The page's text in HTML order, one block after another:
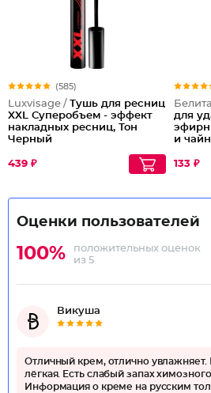
(585)
Luxvisage / Тушь для ресниц
XXL Суперобъем - эффект
накладных ресниц, Тон
Черный
439 ₽
для
и
133 ₽
Оценки пользователей
100%
положительных оценок
из 5
Викуша
Отличный крем, отлично увлажняет.
лёгкая. Есть слабый запах
Информация о креме на русским